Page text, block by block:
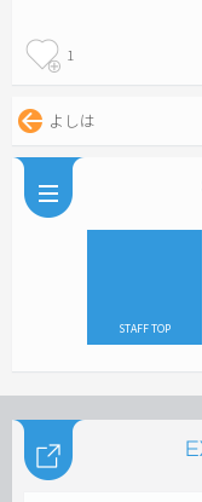
1
よしは
STAFF TOP